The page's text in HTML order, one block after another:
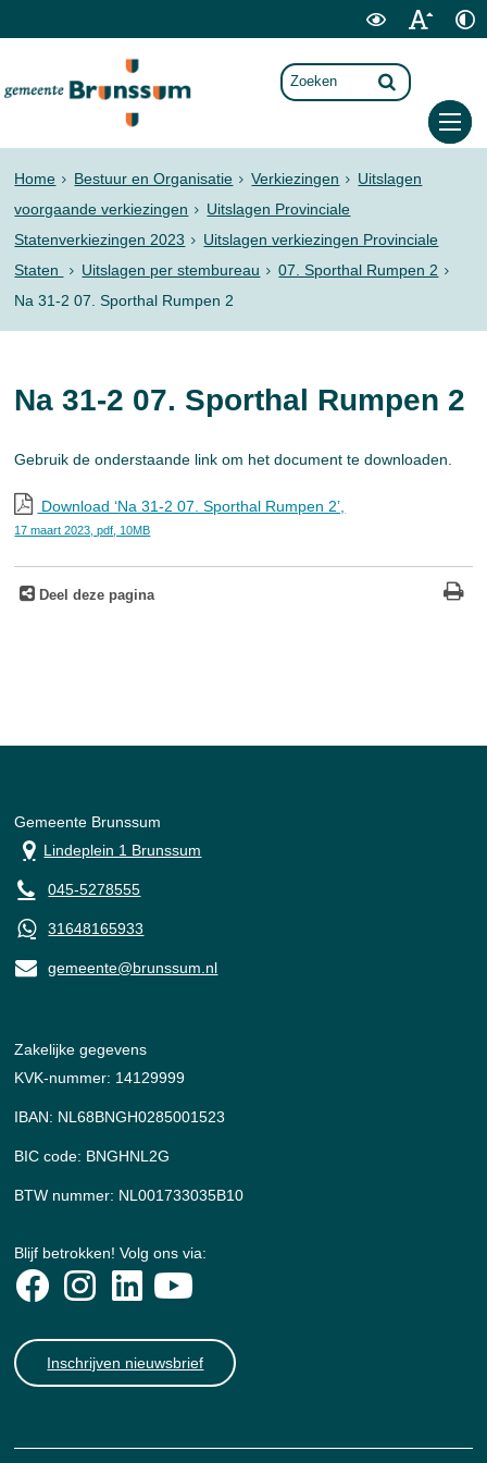
Home Bestuur en Organisatie Verkiezingen
Uitslagen
voorgaande verkiezingen
Uitslagen Provinciale
Statenverkiezingen 2023
Uitslagen verkiezingen Provinciale
Staten
Uitslagen per stembureau
07. Sporthal Rumpen 2
Na 31-2 07. Sporthal Rumpen 2
Na 31-2 07. Sporthal Rumpen 2
Gebruik de onderstaande link om het document te downloaden.
Download ‘Na 31-2 07. Sporthal Rumpen 2’,
17 maart 2023,pdf , 10MB
Deel deze pagina
Gemeente Brunssum
Lindeplein 1 Brunssum
045-5278555
31648165933
gemeente@brunssum.nl
Zakelijke gegevens
KVK-nummer: 14129999
IBAN: NL68BNGH0285001523
BIC code: BNGHNL2G
BTW nummer: NL001733035B10
Blijf betrokken! Volg ons via:
Inschrijven nieuwsbrief